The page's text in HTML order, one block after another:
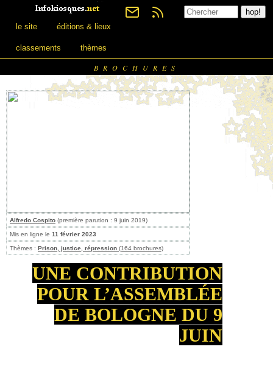
le site éditions & lieux
classements thèmes
BROCHURES
Alfredo Cospito (première parution : 9 juin 2019)
Mis en ligne le 11 février 2023
Thèmes : Prison, justice, répression (164 brochures)
UNE CONTRIBUTION
POUR L’ASSEMBLÉE
DE BOLOGNE DU 9
JUIN